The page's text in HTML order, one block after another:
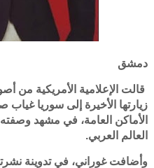
دمشق
قالت الإعلامية الأمريكية من
زيارتها الأخيرة إلى سوريا
الأماكن العامة، في مشهد
العالم العربي.
وأضافت غوراني، في تدوينة